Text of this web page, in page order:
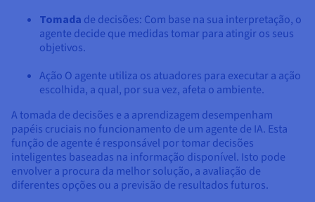
Tomada de decisões: Com base na sua interpretação, o
agente decide que medidas tomar para atingir os seus
objetivos.
Ação O agente utiliza os atuadores para executar a ação
escolhida, a qual, por sua vez, afeta o ambiente.
A tomada de decisões e a aprendizagem desempenham
papéis cruciais no funcionamento de um agente de IA. Esta
função de agente é responsável por tomar decisões
inteligentes baseadas na informação disponível. Isto pode
envolver a procura da melhor solução, a avaliação de
diferentes opções ou a previsão de resultados futuros.